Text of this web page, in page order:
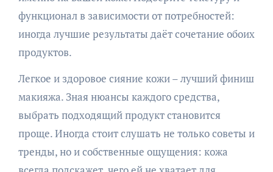
функционал в зависимости от потребностей:
иногда лучшие результаты даёт сочетание обоих
продуктов.
Легкое и здоровое сияние кожи – лучший финиш
макияжа. Зная нюансы каждого средства,
выбрать подходящий продукт становится
проще. Иногда стоит слушать не только советы и
тренды, но и собственные ощущения: кожа